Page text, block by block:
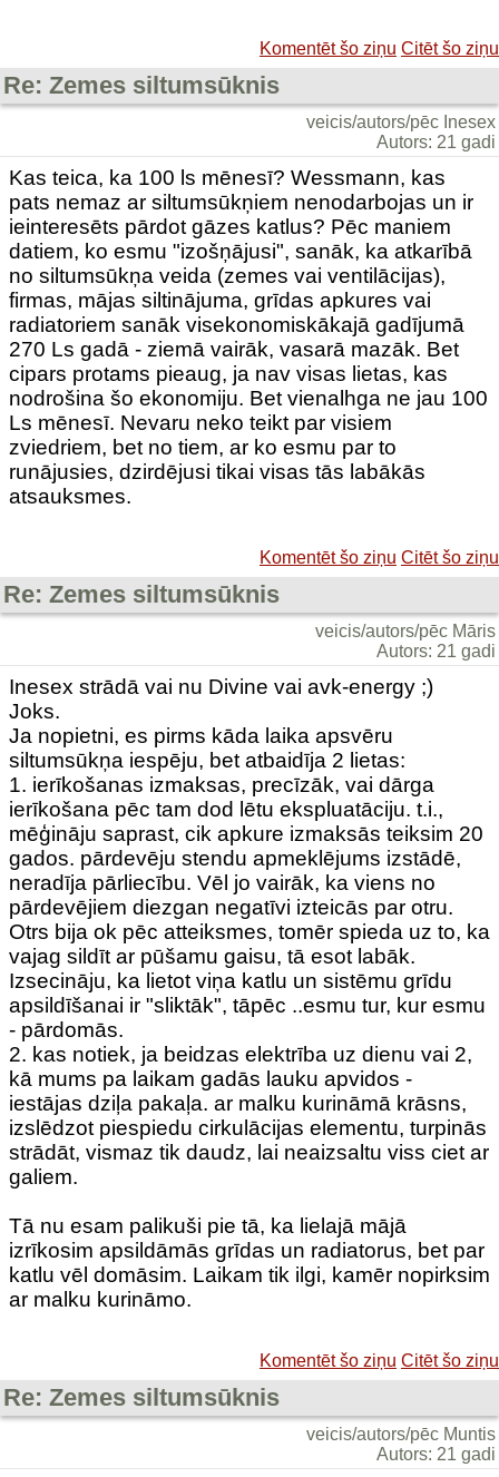
Komentēt šo ziņu Citēt šo ziņu
Re: Zemes siltumsūknis
veicis/autors/pēc Inesex
Autors: 21 gadi
Kas teica, ka 100 ls mēnesī? Wessmann, kas
pats nemaz ar siltumsūkņiem nenodarbojas un ir
ieinteresēts pārdot gāzes katlus? Pēc maniem
datiem, ko esmu "izošņājusi", sanāk, ka atkarībā
no siltumsūkņa veida (zemes vai ventilācijas),
firmas, mājas siltinājuma, grīdas apkures vai
radiatoriem sanāk visekonomiskākajā gadījumā
270 Ls gadā - ziemā vairāk, vasarā mazāk. Bet
cipars protams pieaug, ja nav visas lietas, kas
nodrošina šo ekonomiju. Bet vienalhga ne jau 100
Ls mēnesī. Nevaru neko teikt par visiem
zviedriem, bet no tiem, ar ko esmu par to
runājusies, dzirdējusi tikai visas tās labākās
atsauksmes.
Komentēt šo ziņu Citēt šo ziņu
Re: Zemes siltumsūknis
veicis/autors/pēc Māris
Autors: 21 gadi
Inesex strādā vai nu Divine vai avk-energy ;)
Joks.
Ja nopietni, es pirms kāda laika apsvēru
siltumsūkņa iespēju, bet atbaidīja 2 lietas:
1. ierīkošanas izmaksas, precīzāk, vai dārga
ierīkošana pēc tam dod lētu ekspluatāciju. t.i.,
mēģināju saprast, cik apkure izmaksās teiksim 20
gados. pārdevēju stendu apmeklējums izstādē,
neradīja pārliecību. Vēl jo vairāk, ka viens no
pārdevējiem diezgan negatīvi izteicās par otru.
Otrs bija ok pēc atteiksmes, tomēr spieda uz to, ka
vajag sildīt ar pūšamu gaisu, tā esot labāk.
Izsecināju, ka lietot viņa katlu un sistēmu grīdu
apsildīšanai ir "sliktāk", tāpēc ..esmu tur, kur esmu
- pārdomās.
2. kas notiek, ja beidzas elektrība uz dienu vai 2,
kā mums pa laikam gadās lauku apvidos -
iestājas dziļa pakaļa. ar malku kurināmā krāsns,
izslēdzot piespiedu cirkulācijas elementu, turpinās
strādāt, vismaz tik daudz, lai neaizsaltu viss ciet ar
galiem.
Tā nu esam palikuši pie tā, ka lielajā mājā
izrīkosim apsildāmās grīdas un radiatorus, bet par
katlu vēl domāsim. Laikam tik ilgi, kamēr nopirksim
ar malku kurināmo.
Komentēt šo ziņu Citēt šo ziņu
Re: Zemes siltumsūknis
veicis/autors/pēc Muntis
Autors: 21 gadi